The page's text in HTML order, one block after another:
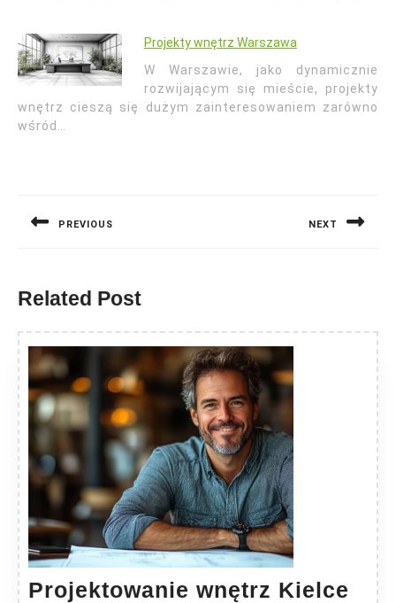
Projekty wnętrz Warszawa
W Warszawie, jako dynamicznie
rozwijającym się mieście, projekty
wnętrz cieszą się dużym zainteresowaniem zarówno
wśród…
PREVIOUS NEXT
Related Post
Projektowanie wnętrz Kielce